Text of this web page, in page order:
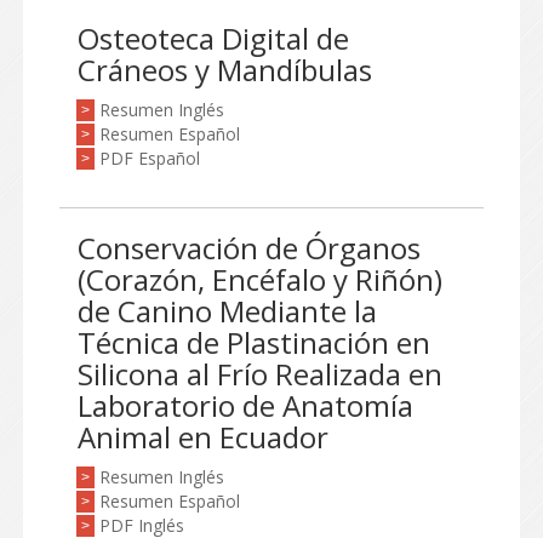
Osteoteca Digital de
Cráneos y Mandíbulas
> Resumen Inglés
> Resumen Español
> PDF Español
Conservación de Órganos
(Corazón, Encéfalo y Riñón)
de Canino Mediante la
Técnica de Plastinación en
Silicona al Frío Realizada en
Laboratorio de Anatomía
Animal en Ecuador
> Resumen Inglés
> Resumen Español
> PDF Inglés